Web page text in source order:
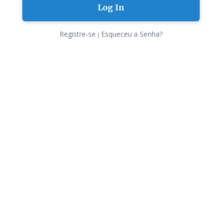
Registre-se | Esqueceu a Senha?